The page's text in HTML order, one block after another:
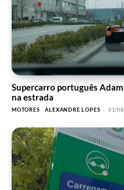
Supercarro português
na estrada
MOTORES ALEXANDRE LOPES - 01/